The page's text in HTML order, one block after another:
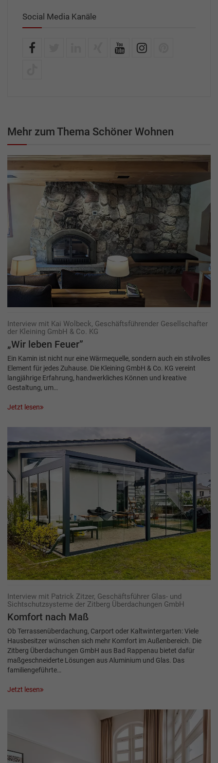
Social Media Kanäle
Mehr zum Thema Schöner Wohnen
Interview mit Kai Wolbeck, Geschäftsführender Gesellschafter
der Kleining GmbH & Co. KG
„Wir leben Feuer”
Ein Kamin ist nicht nur eine Wärmequelle, sondern auch ein stilvolles
Element für jedes Zuhause. Die Kleining GmbH & Co. KG vereint
langjährige Erfahrung, handwerkliches Können und kreative
Gestaltung, um…
Jetzt lesen
Interview mit Patrick Zitzer, Geschäftsführer Glas- und
Sichtschutzsysteme der Zitberg Überdachungen GmbH
Komfort nach Maß
Ob Terrassenüberdachung, Carport oder Kaltwintergarten: Viele
Hausbesitzer wünschen sich mehr Komfort im Außenbereich. Die
Zitberg Überdachungen GmbH aus Bad Rappenau bietet dafür
maßgeschneiderte Lösungen aus Aluminium und Glas. Das
familiengeführte…
Jetzt lesen